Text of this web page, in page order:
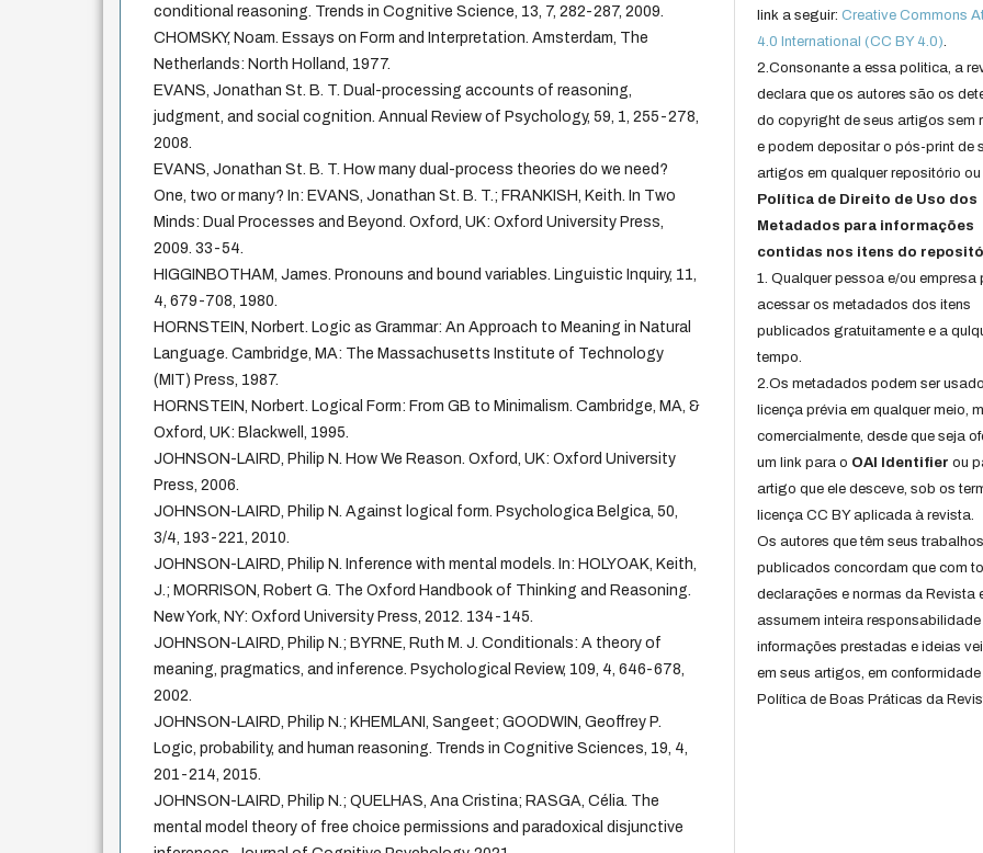
conditional reasoning. Trends in Cognitive Science, 13, 7, 282-287, 2009.
CHOMSKY, Noam. Essays on Form and Interpretation. Amsterdam, The
Netherlands: North Holland, 1977.
EVANS, Jonathan St. B. T. Dual-processing accounts of reasoning,
judgment, and social cognition. Annual Review of Psychology, 59, 1, 255-278,
2008.
EVANS, Jonathan St. B. T. How many dual-process theories do we need?
One, two or many? In: EVANS, Jonathan St. B. T.; FRANKISH, Keith. In Two
Minds: Dual Processes and Beyond. Oxford, UK: Oxford University Press,
2009. 33-54.
HIGGINBOTHAM, James. Pronouns and bound variables. Linguistic Inquiry, 11,
4, 679-708, 1980.
HORNSTEIN, Norbert. Logic as Grammar: An Approach to Meaning in Natural
Language. Cambridge, MA: The Massachusetts Institute of Technology
(MIT) Press, 1987.
HORNSTEIN, Norbert. Logical Form: From GB to Minimalism. Cambridge, MA, &
Oxford, UK: Blackwell, 1995.
JOHNSON-LAIRD, Philip N. How We Reason. Oxford, UK: Oxford University
Press, 2006.
JOHNSON-LAIRD, Philip N. Against logical form. Psychologica Belgica, 50,
3/4, 193-221, 2010.
JOHNSON-LAIRD, Philip N. Inference with mental models. In: HOLYOAK, Keith,
J.; MORRISON, Robert G. The Oxford Handbook of Thinking and Reasoning.
New York, NY: Oxford University Press, 2012. 134-145.
JOHNSON-LAIRD, Philip N.; BYRNE, Ruth M. J. Conditionals: A theory of
meaning, pragmatics, and inference. Psychological Review, 109, 4, 646-678,
2002.
JOHNSON-LAIRD, Philip N.; KHEMLANI, Sangeet; GOODWIN, Geoffrey P.
Logic, probability, and human reasoning. Trends in Cognitive Sciences, 19, 4,
201-214, 2015.
JOHNSON-LAIRD, Philip N.; QUELHAS, Ana Cristina; RASGA, Célia. The
mental model theory of free choice permissions and paradoxical disjunctive
link a seguir:Creative Commons
4.0 International (CC BY 4.0).
2.Consonante a essa politica, a
declara que os autores são os
do copyright de seus artigos sem
e podem depositar o pós-print de
artigos em qualquer repositório ou
Política de Direito de Uso dos
Metadados para informações
contidas nos itens do
1. Qualquer pessoa e/ou empresa
acessar os metadados dos itens
publicados gratuitamente e a
tempo.
2.Os metadados podem ser
licença prévia em qualquer meio,
comercialmente, desde que seja
um link para o OAI Identifier ou
artigo que ele desceve, sob os
licença CC BY aplicada à revista.
Os autores que têm seus trabalhos
publicados concordam que com
declarações e normas da Revista
assumem inteira responsabilidade
informações prestadas e ideias
em seus artigos, em
Política de Boas Práticas da